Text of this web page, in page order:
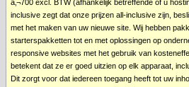
â‚¬700 excl. BTW (afhankelijk betreffende of u
inclusive zegt dat onze prijzen all-inclusive zijn,
met het maken van uw nieuwe site. Wij hebben
starterspakketten tot en met oplossingen op
responsive websites met het gebruik van
betekent dat ze er goed uitzien op elk apparaat,
Dit zorgt voor dat iedereen toegang heeft tot uw